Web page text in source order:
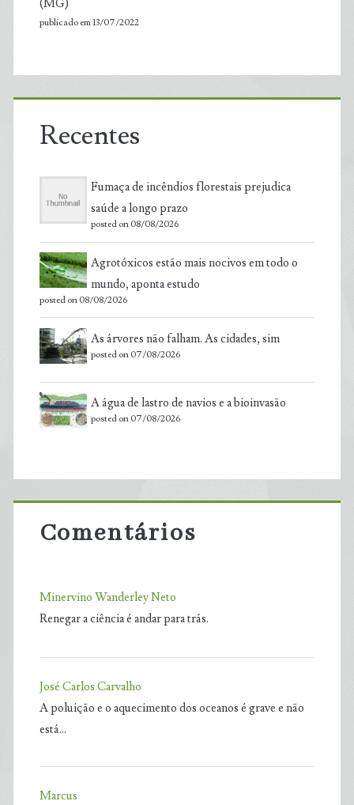
(MG)
publicado em 13/07/2022
Recentes
Fumaça de incêndios florestais prejudica
saúde a longo prazo
posted on 08/08/2026
Agrotóxicos estão mais nocivos em todo o
mundo, aponta estudo
posted on 08/08/2026
As árvores não falham. As cidades, sim
posted on 07/08/2026
A água de lastro de navios e a bioinvasão
posted on 07/08/2026
Comentários
Minervino Wanderley Neto
Renegar a ciência é andar para trás.
José Carlos Carvalho
A poluição e o aquecimento dos oceanos é grave e não
está…
Marcus